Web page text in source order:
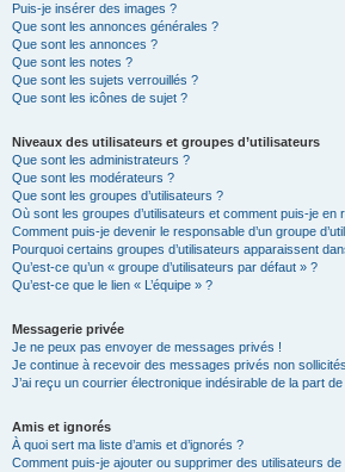
Puis-je insérer des images ?
Que sont les annonces générales ?
Que sont les annonces ?
Que sont les notes ?
Que sont les sujets verrouillés ?
Que sont les icônes de sujet ?
Niveaux des utilisateurs et groupes d’utilisateurs
Que sont les administrateurs ?
Que sont les modérateurs ?
Que sont les groupes d’utilisateurs ?
Où sont les groupes d’utilisateurs et comment puis-je en
Comment puis-je devenir le responsable d’un groupe
Pourquoi certains groupes d’utilisateurs apparaissent
Qu’est-ce qu’un « groupe d’utilisateurs par défaut » ?
Qu’est-ce que le lien « L’équipe » ?
Messagerie privée
Je ne peux pas envoyer de messages privés !
Je continue à recevoir des messages privés non
J’ai reçu un courrier électronique indésirable de la part
Amis et ignorés
À quoi sert ma liste d’amis et d’ignorés ?
Comment puis-je ajouter ou supprimer des utilisateurs de